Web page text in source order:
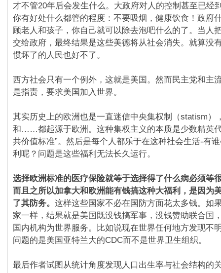
才不管20年后会发生什么。大政府对人的控制甚至已经
你有好处什么都管的程度：不要吸烟，健康饮食！政府
顾老人和孩子，你自己就可以除去泡吧什么的了。当人
交给政府，最终结果是这些美德将从社会消失。就算没
惯坏了的人民也好不了。
西方社会只有一个例外，这就是美国。然而民主党和主
是指责，要求美国加入世界。
其实历史上的欧洲也是一直迷信中央集权制（statism）
和……都起源于欧洲。这种集权主义的本质是少数精英
共价值标准”。然后是每个人都乐于在这种社会生活-有
利呢？问题是这些福利无法长久运行。
选择欧洲标准的医疗保险就等于选择得了什么病必须等
而且之所以加拿大和欧洲能有钱搞这种大福利，是因为
了其防务。 这样这些国家不必在国防方面花太多钱。如
家一样，结果就是美国既没钱搞军事，没钱赞助联合国
国内机构为世界服务。比如说现在世界任何地方发现不
问题的是美国亚特兰大的CDC而不是世界卫生组织。
最后作者试图从统计角度发现人口出生率与社会结构的